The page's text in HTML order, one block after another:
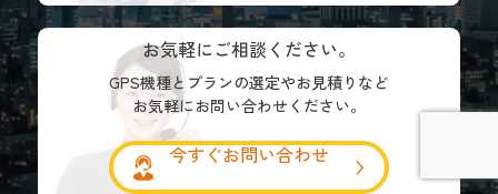
お気軽にご相談ください。
GPS機種とプランの選定やお見積りなど
お気軽にお問い合わせください。
今すぐお問い合わせ